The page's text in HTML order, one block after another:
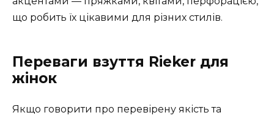
що робить їх цікавими для різних стилів.
Переваги взуття Rieker для
жінок
Якщо говорити про перевірену якість та